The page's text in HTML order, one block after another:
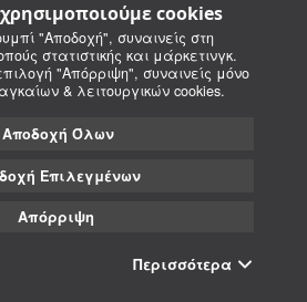
cookies
"Αποδοχή", συναινείς στη
στατιστικής και μάρκετινγκ.
"Απόρριψη", συναινείς μόνο
& λειτουργικών cookies.
Αποδοχή Όλων
Επιλεγμένων
Απόρριψη
Περισσότερα